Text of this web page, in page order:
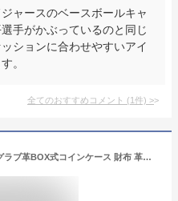
ャースのベースボールキャ
手がかぶっているのと同じ
ションに合わせやすいアイ
。
全てのおすすめコメント (1件) >
名入れ可能! MIZUNO(ミズノ)グラブ革BOX式コインケース 財布 革財布 小銭入れ 牛革 父の日 プレゼント 敬老の日贈り物 野球 ベースボール ギフト 誕生日プレゼント 卒業記念 卒団記念 名前入れ レーザー加工 1gjyg02400